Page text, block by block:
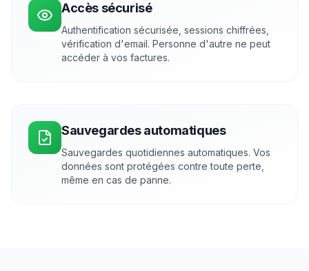
Accès sécurisé
Authentification sécurisée, sessions chiffrées,
vérification d'email. Personne d'autre ne peut
accéder à vos factures.
Sauvegardes automatiques
Sauvegardes quotidiennes automatiques. Vos
données sont protégées contre toute perte,
même en cas de panne.